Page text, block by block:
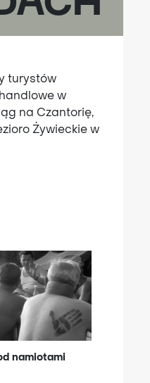
turystów
w
na Czantorię,
Żywieckie w
namiotami